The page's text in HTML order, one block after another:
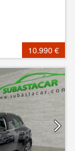
10.990 €